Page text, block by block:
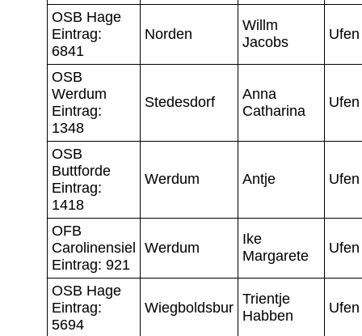
OSB Hage
Eintrag:
6841
Norden
Willm
Jacobs
Ufen
OSB
Werdum
Eintrag:
1348
Stedesdorf
Anna
Catharina
Ufen
OSB
Buttforde
Eintrag:
1418
Werdum Antje Ufen
OFB
Carolinensiel
Eintrag: 921
Werdum
Ike
Margarete
Ufen
OSB Hage
Eintrag:
5694
Wiegboldsbur
Trientje
Habben
Ufen